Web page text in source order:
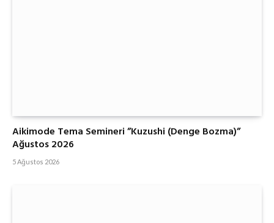
Aikimode Tema Semineri ”Kuzushi (Denge Bozma)”
Ağustos 2026
5 Ağustos 2026